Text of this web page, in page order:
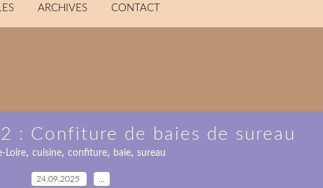
ARCHIVES CONTACT
: Confiture de baies de sureau
Loire, cuisine, confiture, baie, sureau
24.09.2025